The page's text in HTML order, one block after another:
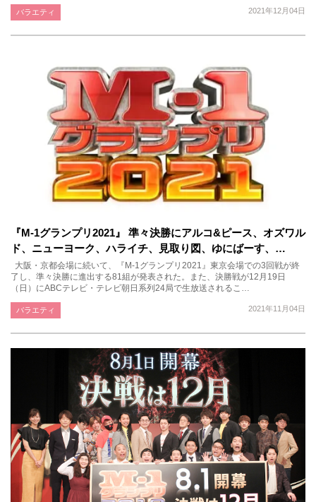
2021年12月04日
バラエティ
『M-1グランプリ2021』 準々決勝にアルコ&ピース、オズワル
ド、ニューヨーク、ハライチ、見取り図、ゆにばーす、…
大阪・京都会場に続いて、『M-1グランプリ2021』東京会場での3回戦が終
了し、準々決勝に進出する81組が発表された。また、決勝戦が12月19日
（日）にABCテレビ・テレビ朝日系列24局で生放送されるこ…
2021年11月04日
バラエティ